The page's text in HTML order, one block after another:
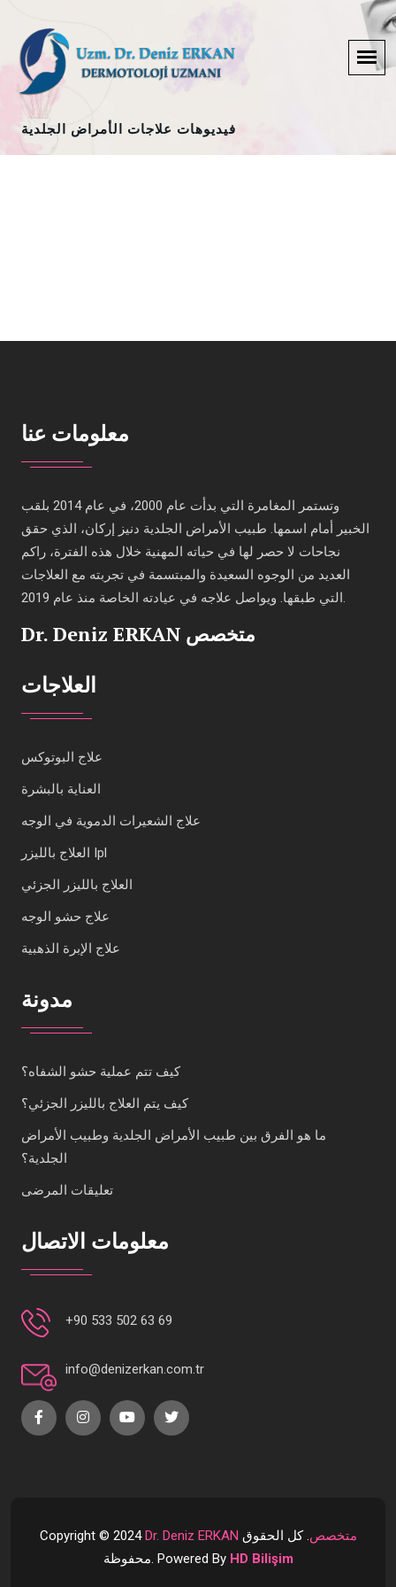
فيديوهات علاجات الأمراض الجلدية
معلومات عنا
وتستمر المغامرة التي بدأت عام 2000، في عام 2014 بلقب
الخبير أمام اسمها. طبيب الأمراض الجلدية دنيز إركان، الذي حقق
نجاحات لا حصر لها في حياته المهنية خلال هذه الفترة، راكم
العديد من الوجوه السعيدة والمبتسمة في تجربته مع العلاجات
التي طبقها. ويواصل علاجه في عيادته الخاصة منذ عام 2019.
Dr. Deniz ERKAN متخصص
العلاجات
علاج البوتوكس
العناية بالبشرة
علاج الشعيرات الدموية في الوجه
العلاج بالليزر Ipl
العلاج بالليزر الجزئي
علاج حشو الوجه
علاج الإبرة الذهبية
مدونة
كيف تتم عملية حشو الشفاه؟
كيف يتم العلاج بالليزر الجزئي؟
ما هو الفرق بين طبيب الأمراض الجلدية وطبيب الأمراض
الجلدية؟
تعليقات المرضى
معلومات الاتصال
+90 533 502 63 69
info@denizerkan.com.tr
Copyright © 2024 Dr. Deniz ERKAN متخصص. كل الحقوق
محفوظة. Powered By HD Bilişim